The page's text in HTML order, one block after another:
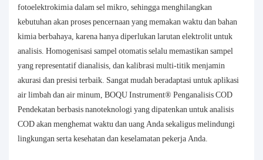
fotoelektrokimia dalam sel mikro, sehingga menghilangkan
kebutuhan akan proses pencernaan yang memakan waktu dan bahan
kimia berbahaya, karena hanya diperlukan larutan elektrolit untuk
analisis. Homogenisasi sampel otomatis selalu memastikan sampel
yang representatif dianalisis, dan kalibrasi multi-titik menjamin
akurasi dan presisi terbaik. Sangat mudah beradaptasi untuk aplikasi
air limbah dan air minum, BOQU Instrument® Penganalisis COD
Pendekatan berbasis nanoteknologi yang dipatenkan untuk analisis
COD akan menghemat waktu dan uang Anda sekaligus melindungi
lingkungan serta kesehatan dan keselamatan pekerja Anda.